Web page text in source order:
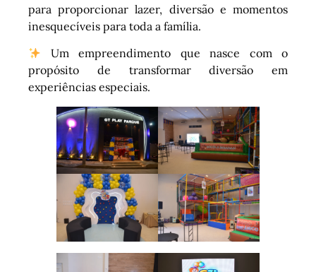
para proporcionar lazer, diversão e momentos
inesquecíveis para toda a família.
Um empreendimento que nasce com o
propósito de transformar diversão em
experiências especiais.